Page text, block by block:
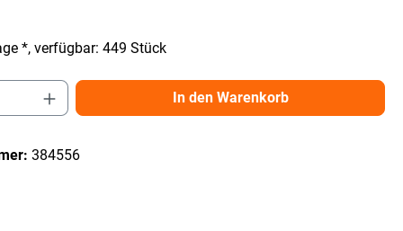
*, verfügbar: 449 Stück
Gib den gewünschten Wert ein
In den Warenkorb
384556